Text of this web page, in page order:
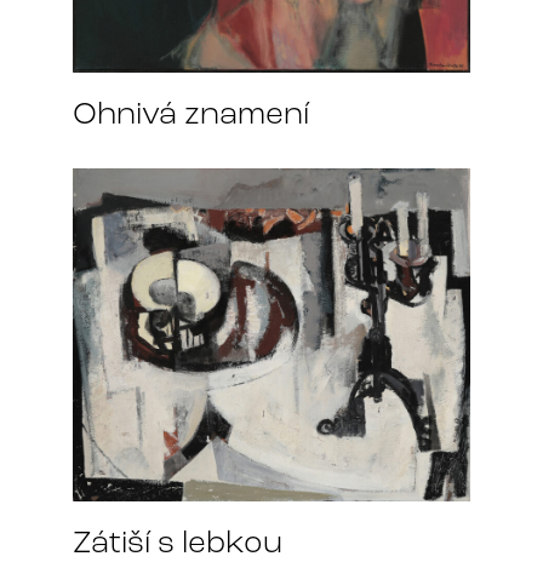
Ohnivá znamení
Zátiší s lebkou